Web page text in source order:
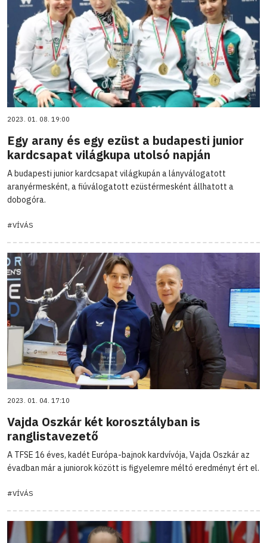
2023. 01. 08. 19:00
Egy arany és egy ezüst a budapesti junior
kardcsapat világkupa utolsó napján
A budapesti junior kardcsapat világkupán a lányválogatott
aranyérmesként, a fiúválogatott ezüstérmesként állhatott a
dobogóra.
#VÍVÁS
2023. 01. 04. 17:10
Vajda Oszkár két korosztályban is
ranglistavezető
A TFSE 16 éves, kadét Európa-bajnok kardvívója, Vajda Oszkár az
évadban már a juniorok között is figyelemre méltó eredményt ért el.
#VÍVÁS